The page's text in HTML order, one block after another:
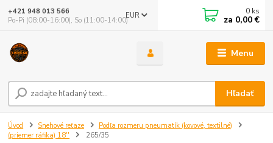
Menu
EUR
Hľadať
+421 948 013 566
Po-Pi (08:00-16:00), So (11:00-14:00)
0 ks
za 0,00 €
Úvod Snehové reťaze
Podľa rozmeru pneumatík (kovové, textilné)
(priemer ráfika) 18''
265/35